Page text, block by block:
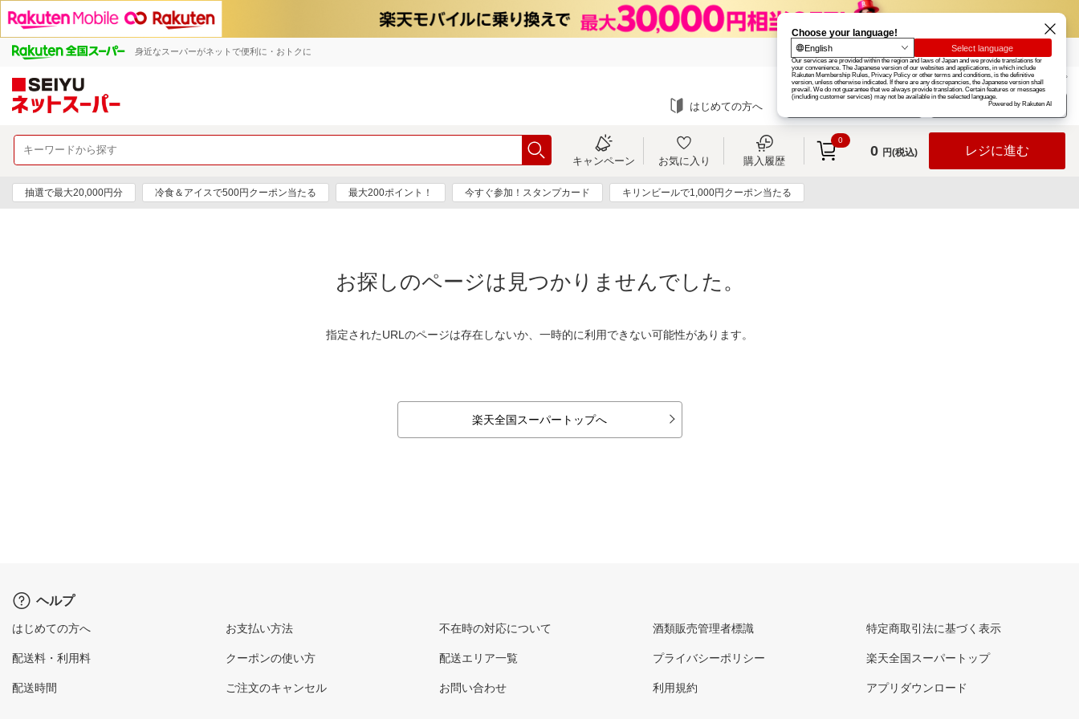
身近なスーパーがネットで便利に・おトクに 楽天グループ カード
お知らせ ヘルプ
はじめての方へ ログイン
キャンペーン お気に入り 購入履歴
0
0 円(税込) レジに進む
抽選で最大20,000円分 冷食＆アイスで500円クーポン当たる 最大200ポイント！ 今すぐ参加！スタンプカード キリンビールで1,000円クーポン当たる
お探しのページは見つかりませんでした。
指定されたURLのページは存在しないか、一時的に利用できない可能性があります。
楽天全国スーパートップへ
ヘルプ
はじめての方へ
配送料・利用料
配送時間
お支払い方法
クーポンの使い方
ご注文のキャンセル
不在時の対応について
配送エリア一覧
お問い合わせ
酒類販売管理者標識
プライバシーポリシー
利用規約
特定商取引法に基づく表示
楽天全国スーパートップ
アプリダウンロード